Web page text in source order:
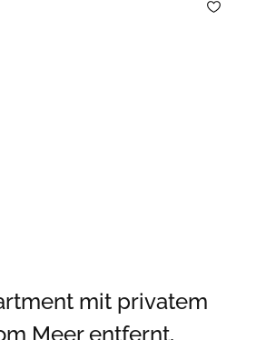
mit privatem
Meer entfernt,